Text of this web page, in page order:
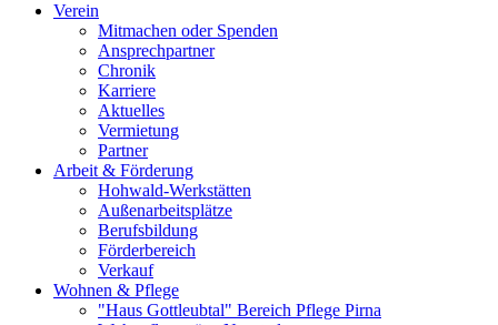
Verein
Mitmachen oder Spenden
Ansprechpartner
Chronik
Karriere
Aktuelles
Vermietung
Partner
Arbeit & Förderung
Hohwald-Werkstätten
Außenarbeitsplätze
Berufsbildung
Förderbereich
Verkauf
Wohnen & Pflege
"Haus Gottleubtal" Bereich Pflege Pirna